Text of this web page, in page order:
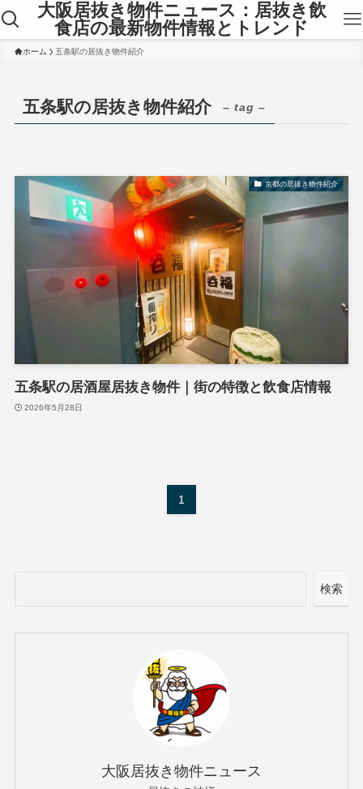
大阪居抜き物件ニュース：居抜き飲
食店の最新物件情報とトレンド
ホーム 五条駅の居抜き物件紹介
五条駅の居抜き物件紹介 – tag –
京都の居抜き物件紹介
五条駅の居酒屋居抜き物件｜街の特徴と飲食店情報
2026年5月28日
1
検索
大阪居抜き物件ニュース